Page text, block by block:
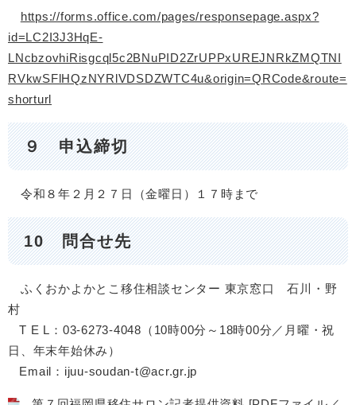
https://forms.office.com/pages/responsepage.aspx?
id=LC2I3J3HqE-
LNcbzovhiRisgcql5c2BNuPID2ZrUPPxUREJNRkZMQTNI
RVkwSFlHQzNYRlVDSDZWTC4u&origin=QRCode&route=
shorturl
９ 申込締切
令和８年２月２７日（金曜日）１７時まで
10 問合せ先
ふくおかよかとこ移住相談センター 東京窓口 石川・野
村
T E L：03-6273-4048（10時00分～18時00分／月曜・祝
日、年末年始休み）
Email：ijuu-soudan-t@acr.gr.jp